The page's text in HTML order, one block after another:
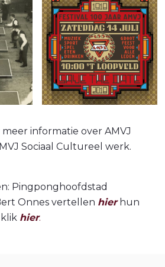
informatie over AMVJ
Sociaal Cultureel werk.
Pingponghoofdstad
Onnes vertellen hierhun
hier.